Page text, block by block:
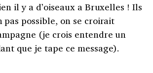
il y a d’oiseaux a Bruxelles ! Ils
pas possible, on se croirait
(je crois entendre un
que je tape ce message).